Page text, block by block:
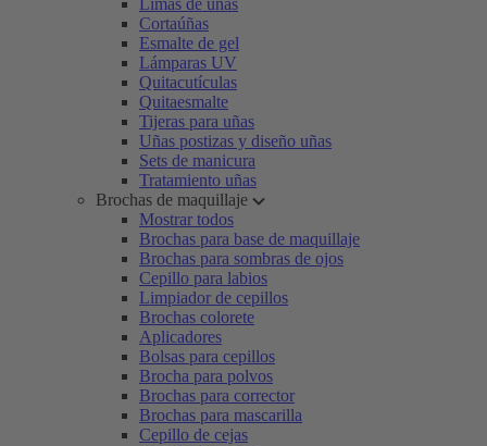
Limas de uñas
Cortaúñas
Esmalte de gel
Lámparas UV
Quitacutículas
Quitaesmalte
Tijeras para uñas
Uñas postizas y diseño uñas
Sets de manicura
Tratamiento uñas
Brochas de maquillaje
Mostrar todos
Brochas para base de maquillaje
Brochas para sombras de ojos
Cepillo para labios
Limpiador de cepillos
Brochas colorete
Aplicadores
Bolsas para cepillos
Brocha para polvos
Brochas para corrector
Brochas para mascarilla
Cepillo de cejas